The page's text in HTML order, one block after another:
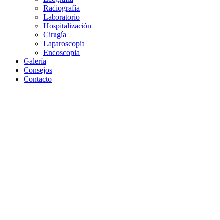
Radiografía
Laboratorio
Hospitalización
Cirugía
Laparoscopia
Endoscopia
Galería
Consejos
Contacto